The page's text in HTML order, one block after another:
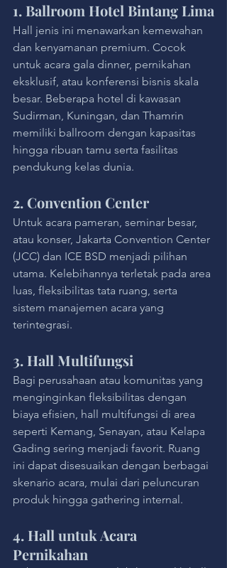
1. Ballroom Hotel Bintang Lima
Hall jenis ini menawarkan kemewahan
dan kenyamanan premium. Cocok
untuk acara gala dinner, pernikahan
eksklusif, atau konferensi bisnis skala
besar. Beberapa hotel di kawasan
Sudirman, Kuningan, dan Thamrin
memiliki ballroom dengan kapasitas
hingga ribuan tamu serta fasilitas
pendukung kelas dunia.
2. Convention Center
Untuk acara pameran, seminar besar,
atau konser, Jakarta Convention Center
(JCC) dan ICE BSD menjadi pilihan
utama. Kelebihannya terletak pada area
luas, fleksibilitas tata ruang, serta
sistem manajemen acara yang
terintegrasi.
3. Hall Multifungsi
Bagi perusahaan atau komunitas yang
menginginkan fleksibilitas dengan
biaya efisien, hall multifungsi di area
seperti Kemang, Senayan, atau Kelapa
Gading sering menjadi favorit. Ruang
ini dapat disesuaikan dengan berbagai
skenario acara, mulai dari peluncuran
produk hingga gathering internal.
4. Hall untuk Acara
Pernikahan